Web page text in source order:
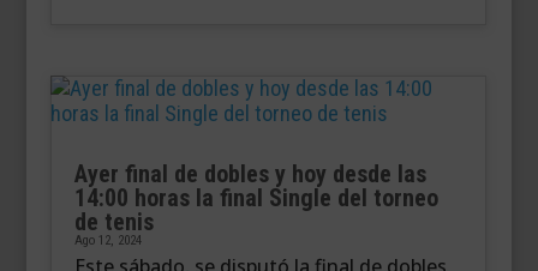
Ayer final de dobles y hoy desde las
14:00 horas la final Single del torneo
de tenis
Ago 12, 2024
Este sábado, se disputó la final de dobles